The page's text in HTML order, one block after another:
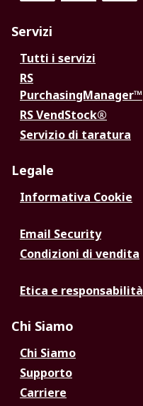
Servizi
Tutti i servizi
RS
PurchasingManager™
RS VendStock®
Servizio di taratura
Legale
Informativa Cookie
Email Security
Condizioni di vendita
Etica e responsabilità
Chi Siamo
Chi Siamo
Supporto
Carriere